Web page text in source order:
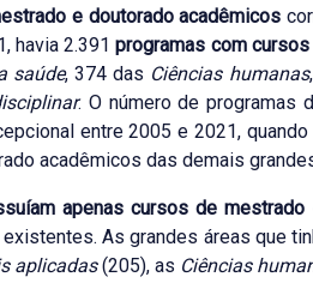
e doutorado acadêmicos
havia 2.391programas com
saúde, 374 das Ciências humanas
. O número de programas
entre 2005 e 2021,
acadêmicos das demais
apenas cursos de mestrado
As grandes áreas que
aplicadas(205), as Ciências